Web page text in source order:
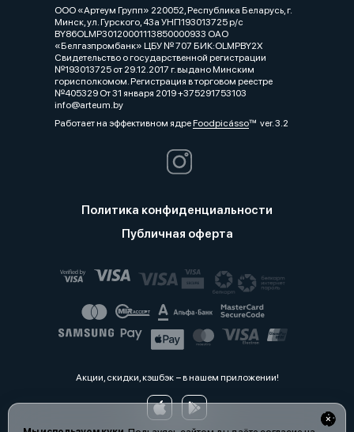
ООО «Артеум Групп» 220052, Республика Беларусь, г.
Минск, ул. Гурского, 43а УНП193013725 р/с
BY86OLMP30120001113850000933 ОАО
«Белгазпромбанк» ЦБУ № 707 БИК:OLMPBY2X
Свидетельство о государственной регистрации
№193013725 от 29.12.2017 г. выдано Минским
горисполкомом. Регистрация в торговом реестре
№405329 От 31 января 2019 +375291753103
info@arteum.by
Работает на эффективном ядреFoodpicássover. 3.2
Политика конфиденциальности
Публичная оферта
Акции, скидки, кэшбэк − в нашем приложении!